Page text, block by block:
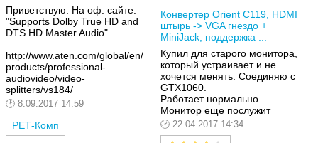
Приветствую. На оф. сайте:
"Supports Dolby True HD and
DTS HD Master Audio"
http://www.aten.com/global/en/
products/professional-
audiovideo/video-
splitters/vs184/
8.09.2017 14:59
РЕТ-Комп
Конвертер Orient C119, HDMI
штырь -> VGA гнездо +
MiniJack, поддержка ...
Купил для старого монитора,
который устраивает и не
хочется менять. Соединяю с
GTX1060.
Работает нормально.
Монитор еще послужит
22.04.2017 14:34